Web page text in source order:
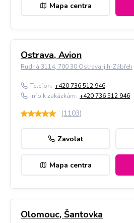
Mapa centra
Ostrava, Avion
Rudná 3114, 700 30 Ostrava-jih-Zábřeh
Telefon: +420 736 512 946
Info k zakázkám: +420 736 512 946
(1103)
Zavolat
Mapa centra
Olomouc, Šantovka